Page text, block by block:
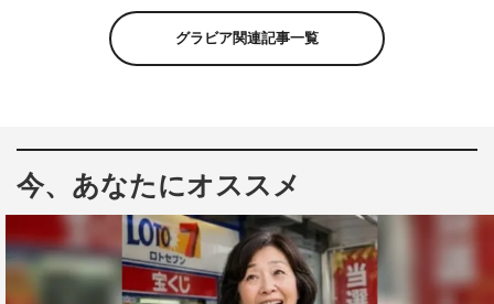
の師走ゆきによる同名漫画の実写化。高杉真宙演じる御曹
司の才原高嶺と、竹内愛紗演じる一般庶民JK（女子高
生）の野々村花が繰り広げる年の差・身分差ラブコメデ
追加キャストとして出演が発表されたのは、戸塚純貴、
遠藤健慎、長見玲亜、宮崎優といったフレッシュな面々。
戸塚が演じるのは、主人公の鷹羽グループ御曹司・高嶺の
サポート役を務める霧ヶ崎瑛二。遠藤はヒロイン・花の幼
なじみの岡本颯馬、長見は花の同級生で友人の藤原光子、
グラビア関連記事一覧
今、あなたにオススメ